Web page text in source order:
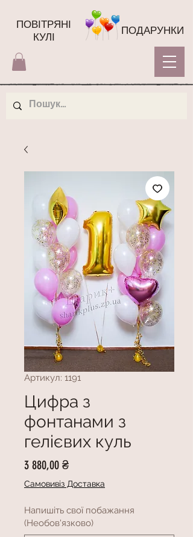
ПОВІТРЯНІ
КУЛІ
ПОДАРУНКИ
Артикул: 1191
Цифра з
фонтанами з
гелієвих куль
3 880,00 ₴Ціна
Самовивіз Доставка
Напишіть свої побажання
(Необов'язково)